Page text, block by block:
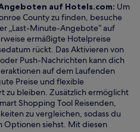
auf Hotels.com: Um
County zu finden, besuche
„Last-Minute-Angebote“ auf
ermäßigte Hotelpreise
rückt. Das Aktivieren von
Push-Nachrichten kann dich
auf dem Laufenden
Preise und flexible
zu bleiben. Zusätzlich ermöglicht
Shopping Tool Reisenden,
zu vergleichen, sodass du
siehst. Mit diesen